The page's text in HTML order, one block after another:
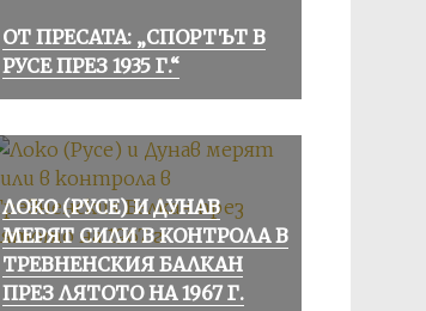
ОТ ПРЕСАТА: „СПОРТЪТ В
РУСЕ ПРЕЗ 1935 Г.“
ЛОКО (РУСЕ) И ДУНАВ
МЕРЯТ СИЛИ В КОНТРОЛА В
ТРЕВНЕНСКИЯ БАЛКАН
ПРЕЗ ЛЯТОТО НА 1967 Г.